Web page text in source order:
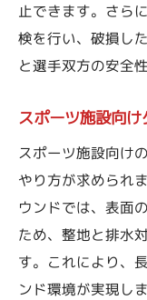
止できます。さら
検を行い、破損し
と選手双方の安全
スポーツ施設向
スポーツ施設向け
やり方が求められ
ウンドでは、表面
ため、整地と排水
す。これにより、
ンド環境が実現しま